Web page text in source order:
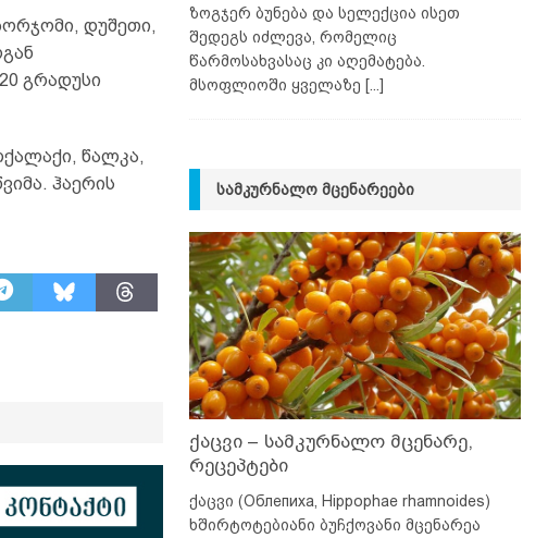
დუშეთი,
გრადუსი
წალკა,
ჰაერის
ზოგჯერ ბუნება და სელექცია ისეთ
შედეგს იძლევა, რომელიც
წარმოსახვასაც კი აღემატება.
მსოფლიოში ყველაზე [...]
ᲡᲐᲛᲙᲣᲠᲜᲐᲚᲝ ᲛᲪᲔᲜᲐᲠᲔᲔᲑᲘ
ქაცვი – სამკურნალო მცენარე,
რეცეპტები
ქაცვი (Облепиха, Hippophae rhamnoides)
ხშირტოტებიანი ბუჩქოვანი მცენარეა